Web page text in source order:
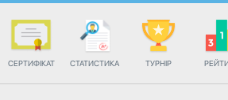
СЕРТИФІКАТ СТАТИСТИКА ТУРНІР